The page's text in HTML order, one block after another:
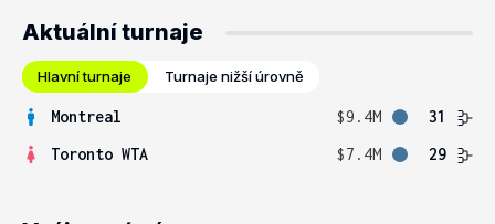
Aktuální turnaje
Hlavní turnaje Turnaje nižší úrovně
Montreal $9.4M
31
Toronto WTA
$7.4M 29